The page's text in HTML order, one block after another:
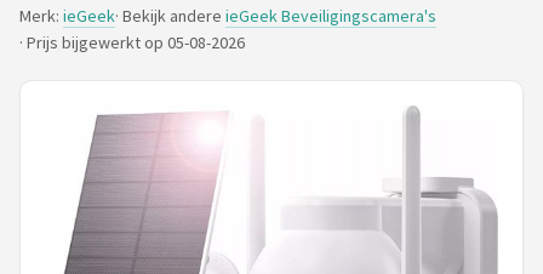
Shop
POPULAIRE MERKEN
Home-Locking
Reolink
Merk: ieGeek· Bekijk andere ieGeek Beveiligingscamera's
· Prijs bijgewerkt op 05-08-2026